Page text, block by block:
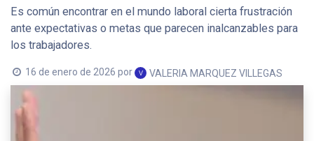
Es común encontrar en el mundo laboral cierta frustración
ante expectativas o metas que parecen inalcanzables para
los trabajadores.
16 de enero de 2026 por VALERIA MARQUEZ VILLEGAS